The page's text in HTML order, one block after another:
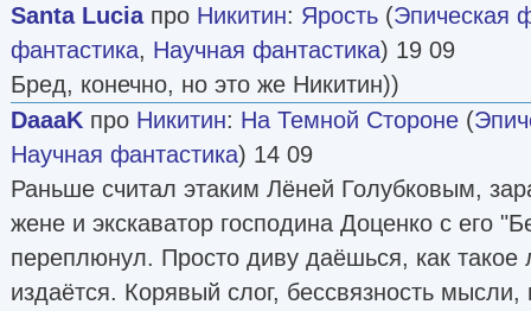
Santa Luciaпро Никитин: Ярость (Эпическая
фантастика, Научная фантастика) 19 09
Бред, конечно, но это же Никитин))
DaaaK про Никитин: На Темной Стороне (
Научная фантастика) 14 09
Раньше считал этаким Лёней Голубковым,
жене и экскаватор господина Доценко с его
переплюнул. Просто диву даёшься, как такое
издаётся. Корявый слог, бессвязность